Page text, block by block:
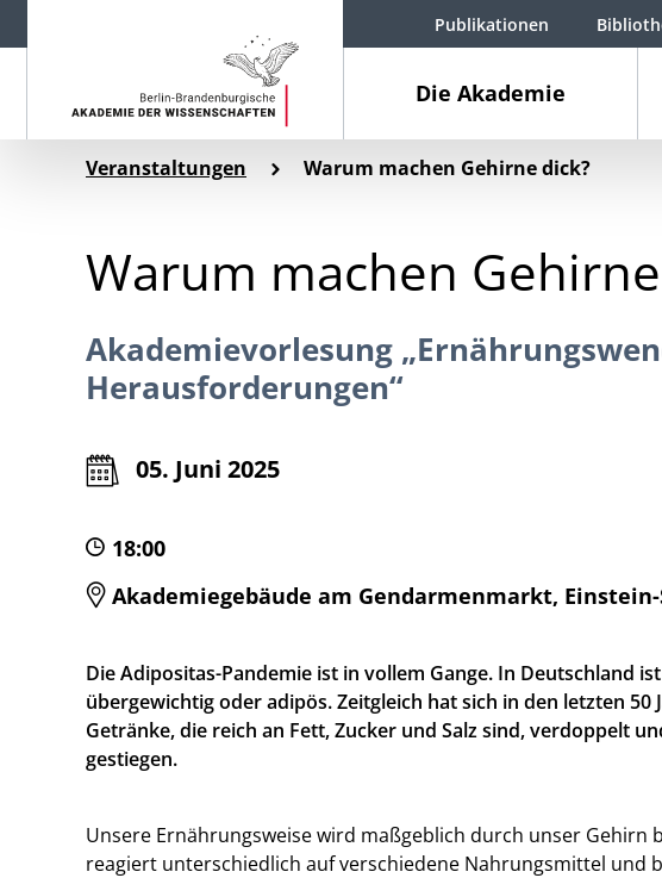
Die Akademie
Publikationen
Veranstaltungen Warum machen Gehirne dick?
Warum machen
Akademievorlesung
Herausforderungen“
05. Juni 2025
18:00
Akademiegebäude am Gendarmenmarkt, Einstein-
Die Adipositas-Pandemie ist in vollem Gange. In Deutschland
übergewichtig oder adipös. Zeitgleich hat sich in den letzten
Getränke, die reich an Fett, Zucker und Salz sind, verdoppelt
gestiegen.
Unsere Ernährungsweise wird maßgeblich durch unser Gehirn
reagiert unterschiedlich auf verschiedene Nahrungsmittel und